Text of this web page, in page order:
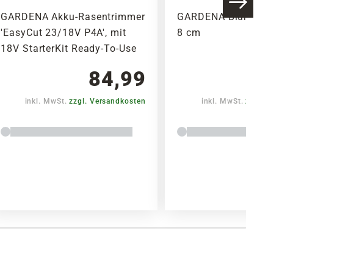
GARDENA Akku-Rasentrimmer
'EasyCut 23/18V P4A', mit
18V StarterKit Ready-To-Use
84,99
inkl. MwSt.zzgl. Versandkosten
GARDENA Blumenkelle, Stahl,
8 cm
inkl. MwSt.zzgl. Versandkosten